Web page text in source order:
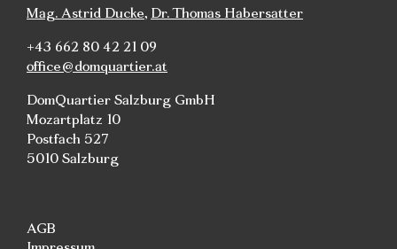
Mag. Astrid Ducke, Dr. Thomas Habersatter
+43 662 80 42 21 09
office@domquartier.at
DomQuartier Salzburg GmbH
Mozartplatz 10
Postfach 527
5010 Salzburg
AGB